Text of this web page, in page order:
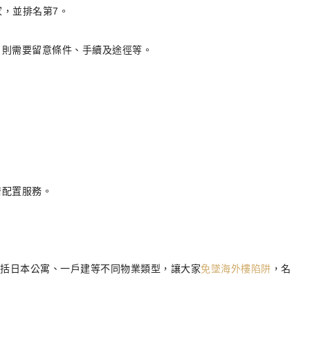
並排名第7。
需要留意條件、手續及途徑等。
置服務。
日本公寓、一戶建等不同物業類型，讓大家免墜海外樓陷阱 ，名